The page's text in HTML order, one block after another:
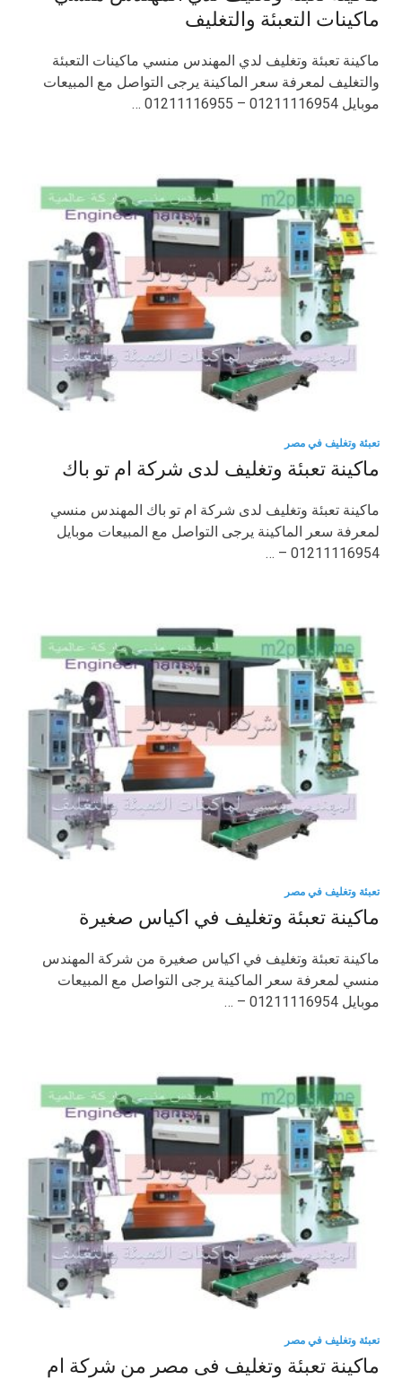
ماكينات التعبئة والتغليف
ماكينة تعبئة وتغليف لدي المهندس منسي ماكينات التعبئة
والتغليف لمعرفة سعر الماكينة يرجى التواصل مع المبيعات
موبايل 01211116954 – 01211116955 …
تعبئة وتغليف في مصر
ماكينة تعبئة وتغليف لدى شركة ام تو باك
ماكينة تعبئة وتغليف لدى شركة ام تو باك المهندس منسي
لمعرفة سعر الماكينة يرجى التواصل مع المبيعات موبايل
01211116954 – …
تعبئة وتغليف في مصر
ماكينة تعبئة وتغليف في اكياس صغيرة
ماكينة تعبئة وتغليف في اكياس صغيرة من شركة المهندس
منسي لمعرفة سعر الماكينة يرجى التواصل مع المبيعات
موبايل 01211116954 – …
تعبئة وتغليف في مصر
ماكينة تعبئة وتغليف فى مصر من شركة ام